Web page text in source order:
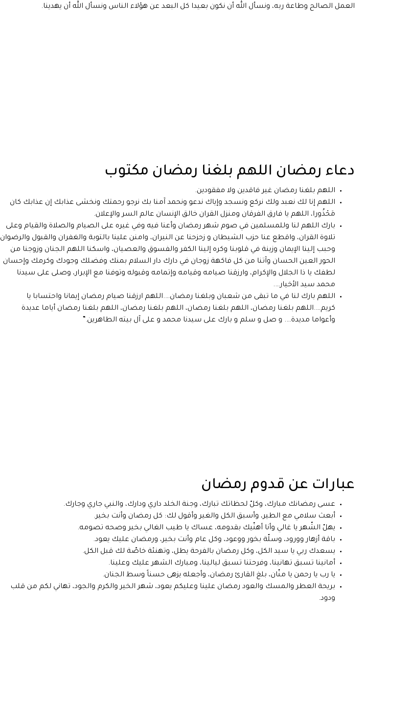
العمل الصالح وطاعة ربه، ونسأل الله أن نكون بعيدا كل البعد عن هؤلاء الناس ونسأل الله أن يهدينا.
دعاء رمضان اللهم بلغنا رمضان مكتوب
اللهم بلغنا رمضان غير فاقدين ولا مفقودين.
اللهم إنا لك نعبد ولك نركع ونسجد وإياك ندعو ونحمد آمنا بك نرجو رحمتك ونخشى عذابك إن عذابك كان
مَحْذُورا، اللهم يا فارق الفرقان ومنزل القران خالق الإنسان عالم السر والإعلان.
بارك اللهم لنا وللمسلمين في صوم شهر رمضان وأعنا فيه وفي غيره على الصيام والصلاة والقيام وعلى
تلاوة القران، واقطع عنا حزب الشيطان و زحزحنا عن النيران، وامنن علينا بالتوبة والغفران والقبول والرضوان
وحبب إلينا الإيمان وزينة في قلوبنا وكره إلينا الكفر والفسوق والعصيان، واسكنا اللهم الجنان وزوجنا من
الحور العين الحسان وآتنا من كل فاكهة زوجان في دارك دار السلام بمنك وفضلك وجودك وكرمك وإحسان
لطفك يا ذا الجلال والإكرام، وارزقنا صيامه وقيامه وإتمامه وقبوله وتوفنا مع الإبرار، وصلى على سيدنا
محمد سيد الأخيار….
اللهم بارك لنا في ما تبقى من شعبان وبلغنا رمضان….اللهم ارزقنا صيام رمضان إيمانا واحتسابا يا
كريم….اللهم بلغنا رمضان، اللهم بلغنا رمضان، اللهم بلغنا رمضان، اللهم بلغنا رمضان أياما عديدة
وأعواما مديدة…. و صل و سلم و بارك على سيدنا محمد و على آل بيته الطاهرين.”
عبارات عن قدوم رمضان
عسى رمضانك مبارك، وكلّ لحظاتك تبارك، وجنة الخلد داري ودارك، والنبي جاري وجارك.
أبعث سلامي مع الطير، وأسبق الكل والغير وأقول لك: كل رمضان وأنت بخير.
يهلّ الشّهر يا غالي وأنا أهنّيك بقدومه، عساك يا طيب الغالي بخير وصحه تصومه.
باقة أزهار وورود، وسلّة بخور ووعود، وكل عام وأنت بخير، ورمضان عليك يعود.
يسعدك ربي يا سيد الكل، وكل رمضان بالفرحة يطل، وتهنئة خاصّة لك قبل الكل.
أمانينا تسبق تهانينا، وفرحتنا تسبق ليالينا، ومبارك الشهر عليك وعلينا.
يا رب يا رحمن يا منّان، بلغ القارئ رمضان، وأجعله يزهى حسناً وسط الجنان.
بريحة العطر والمسك والعود رمضان علينا وعليكم يعود، شهر الخير والكرم والجود، تهاني لكم من قلب
ودود.